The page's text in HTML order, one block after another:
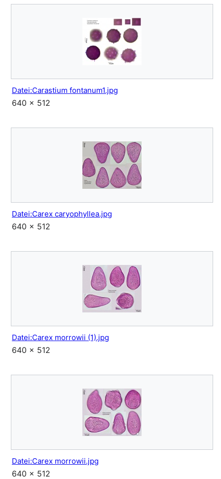
Datei:Carastium fontanum1.jpg
640 × 512
Datei:Carex caryophyllea.jpg
640 × 512
Datei:Carex morrowii (1).jpg
640 × 512
Datei:Carex morrowii.jpg
640 × 512